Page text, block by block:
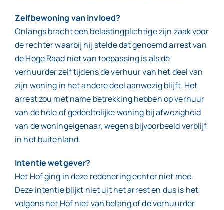
Zelfbewoning van invloed?
Onlangs bracht een belastingplichtige zijn zaak voor
de rechter waarbij hij stelde dat genoemd arrest van
de Hoge Raad niet van toepassing is als de
verhuurder zelf tijdens de verhuur van het deel van
zijn woning in het andere deel aanwezig blijft. Het
arrest zou met name betrekking hebben op verhuur
van de hele of gedeeltelijke woning bij afwezigheid
van de woningeigenaar, wegens bijvoorbeeld verblijf
in het buitenland.
Intentie wetgever?
Het Hof ging in deze redenering echter niet mee.
Deze intentie blijkt niet uit het arrest en dus is het
volgens het Hof niet van belang of de verhuurder